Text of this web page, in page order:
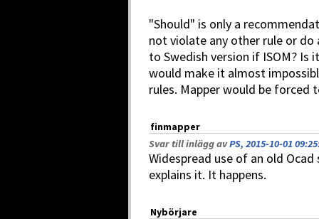
"Should" is only a
not violate any other rule or
to Swedish version if ISOM?
would make it almost
rules. Mapper would be forced
finmapper
Svar till inlägg avPS, 2015-10-01 09:25
Widespread use of an old
explains it. It happens.
Nybörjare